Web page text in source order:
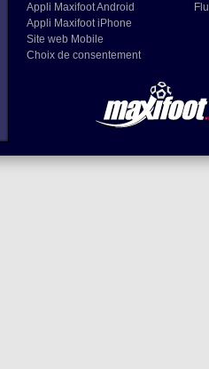
Appli Maxifoot Android
Appli Maxifoot iPhone
Site web Mobile
Choix de consentement